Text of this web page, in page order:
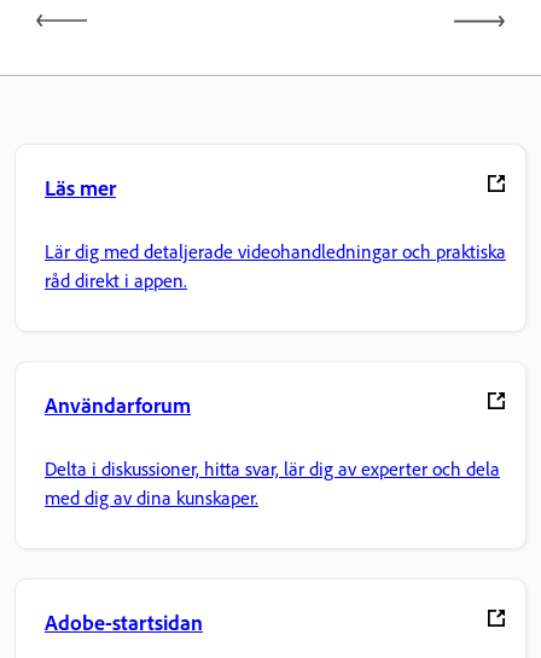
Läs mer
Lär dig med detaljerade videohandledningar och praktiska
råd direkt i appen.
Användarforum
Delta i diskussioner, hitta svar, lär dig av experter och dela
med dig av dina kunskaper.
Adobe-startsidan